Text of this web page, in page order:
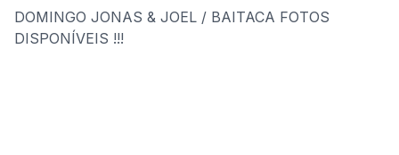
DOMINGO JONAS & JOEL / BAITACA FOTOS
DISPONÍVEIS !!!